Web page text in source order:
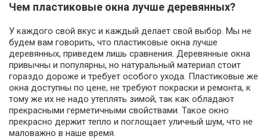
Чем пластиковые окна лучше деревянных?
У каждого свой вкус и каждый делает свой выбор. Мы не
будем вам говорить, что пластиковые окна лучше
деревянных, приведем лишь сравнения. Деревянные окна
привычны и популярны, но натуральный материал стоит
гораздо дороже и требует особого ухода. Пластиковые же
окна доступны по цене, не требуют покраски и ремонта, к
тому же их не надо утеплять зимой, так как обладают
прекрасными герметичными свойствами. Такое окно
прекрасно держит тепло и поглощает уличный шум, что не
маловажно в наше время.